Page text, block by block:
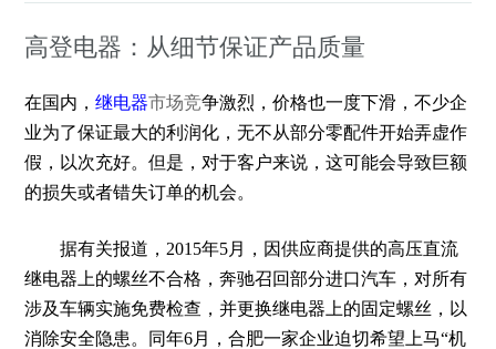
高登电器：从细节保证产品质量
在国内，继电器市场竞争激烈，价格也一度下滑，不少企
业为了保证最大的利润化，无不从部分零配件开始弄虚作
假，以次充好。但是，对于客户来说，这可能会导致巨额
的损失或者错失订单的机会。
据有关报道， 2015年5月，因供应商提供的高压直流
继电器上的螺丝不合格，奔驰召回部分进口汽车，对所有
涉及车辆实施免费检查，并更换继电器 上的固定螺丝 ，以
消除安全隐患。同年6月，合肥一家企业迫切希望上马“机